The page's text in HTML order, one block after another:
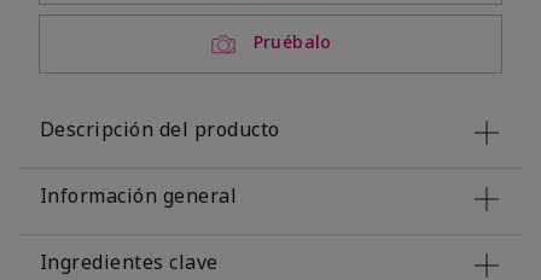
Pruébalo
Descripción del producto
Información general
Ingredientes clave